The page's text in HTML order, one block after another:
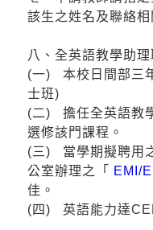
該生之姓名及聯絡相
八、全英語教學助理
(一) 本校日間部三
士班)
(二) 擔任全英語教
選修該門課程。
(三) 當學期擬聘用
公室辦理之「
EMI/
佳。
(四) 英語能力達